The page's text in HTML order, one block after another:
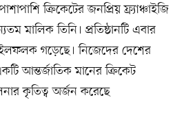
ক্রিকেটের জনপ্রিয় ফ্র্যাঞ্চাইজি
মালিক তিনি। প্রতিষ্ঠানটি এবার
গড়েছে। নিজেদের দেশের
আন্তর্জাতিক মানের ক্রিকেট
কৃতিত্ব অর্জন করেছে